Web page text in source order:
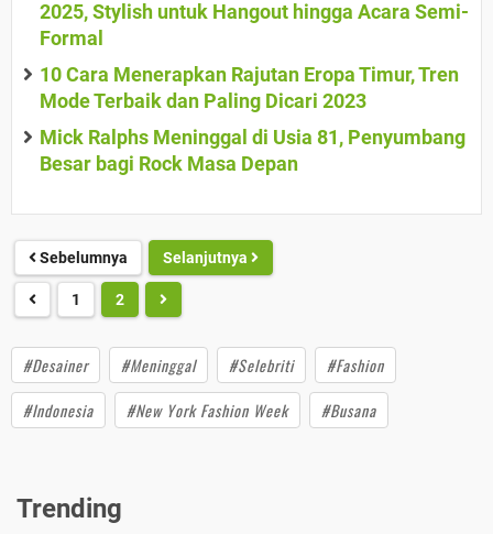
2025, Stylish untuk Hangout hingga Acara Semi-
Formal
10 Cara Menerapkan Rajutan Eropa Timur, Tren
Mode Terbaik dan Paling Dicari 2023
Mick Ralphs Meninggal di Usia 81, Penyumbang
Besar bagi Rock Masa Depan
Sebelumnya Selanjutnya
1 2
#Desainer #Meninggal #Selebriti
#Fashion
#Indonesia
#New York Fashion Week #Busana
Trending